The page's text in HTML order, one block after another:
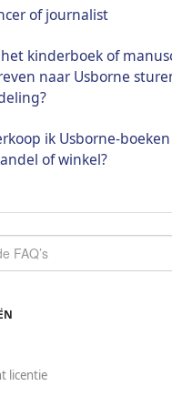
of journalist
kinderboek of
naar Usborne
ik Usborne-
of winkel?
licentie